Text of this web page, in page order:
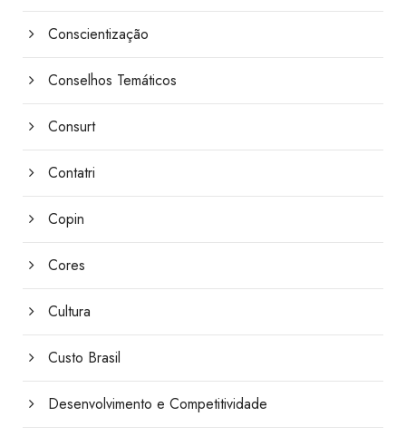
Conscientização
Conselhos Temáticos
Consurt
Contatri
Copin
Cores
Cultura
Custo Brasil
Desenvolvimento e Competitividade